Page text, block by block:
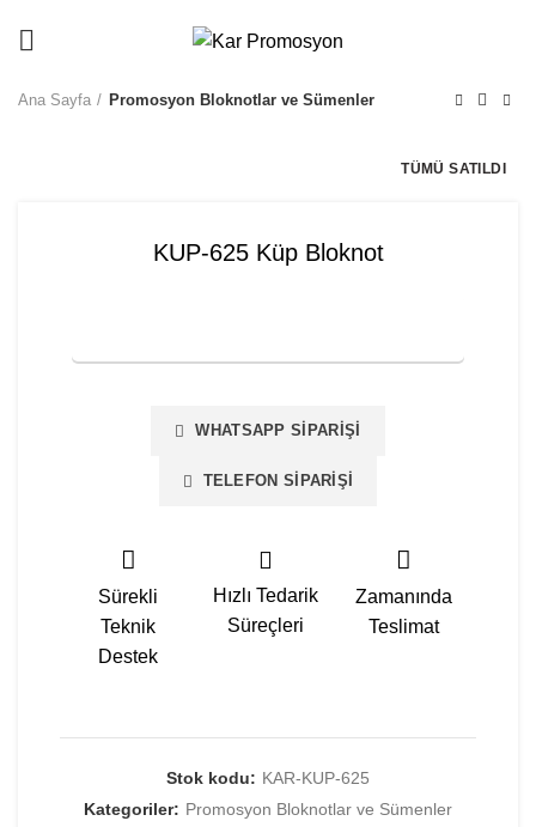
Ana Sayfa Promosyon Bloknotlar ve Sümenler
TÜMÜ SATILDI
KUP-625 Küp Bloknot
WHATSAPP SIPARIŞI
TELEFON SIPARIŞI
Sürekli
Teknik
Destek
Hızlı Tedarik
Süreçleri
Zamanında
Teslimat
Stok kodu: KAR-KUP-625
Kategoriler: Promosyon Bloknotlar ve Sümenler